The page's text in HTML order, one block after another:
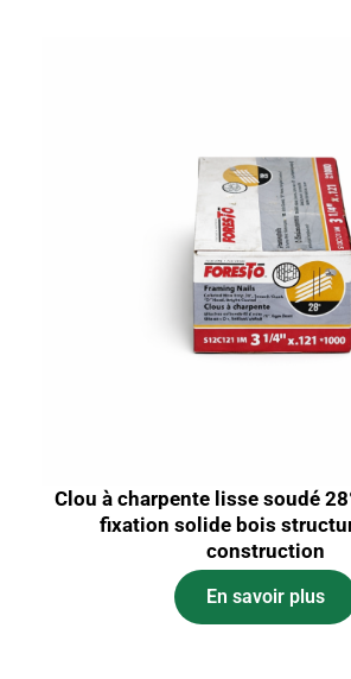
Clou à charpente lisse soudé
fixation solide bois
construction
En savoir plus